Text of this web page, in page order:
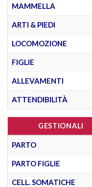
MAMMELLA
ARTI & PIEDI
LOCOMOZIONE
FIGLIE
ALLEVAMENTI
ATTENDIBILITÀ
GESTIONALI
PARTO
PARTO FIGLIE
CELL. SOMATICHE